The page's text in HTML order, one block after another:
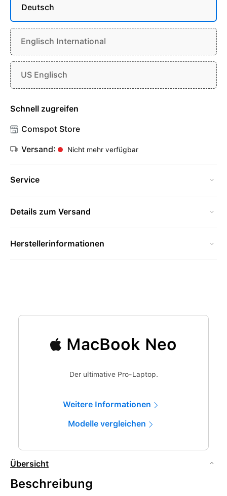
Deutsch
Englisch International
US Englisch
Schnell zugreifen
Comspot Store
Versand: Nicht mehr verfügbar
Service
Details zum Versand
Herstellerinformationen
MacBook Neo
Der ultimative Pro-Laptop.
Weitere Informationen
Modelle vergleichen
Übersicht
Beschreibung